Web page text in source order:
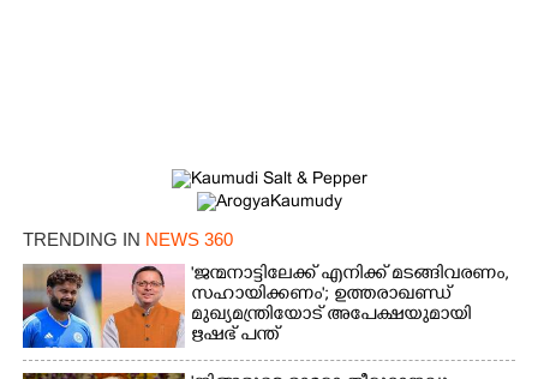
TRENDING IN NEWS 360
'ജന്മനാട്ടിലേക്ക് എനിക്ക് മടങ്ങിവരണം,
സഹായിക്കണം'; ഉത്തരാഖണ്ഡ്
മുഖ്യമന്ത്രിയോട് അപേക്ഷയുമായി
ഋഷഭ് പന്ത്